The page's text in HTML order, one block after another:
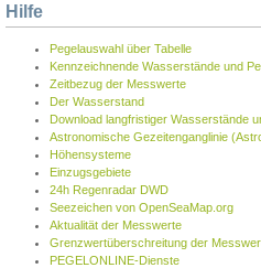
Hilfe
Pegelauswahl über Tabelle
Kennzeichnende Wasserstände und
Zeitbezug der Messwerte
Der Wasserstand
Download langfristiger Wasserstände
Astronomische Gezeitenganglinie
Höhensysteme
Einzugsgebiete
24h Regenradar DWD
Seezeichen von OpenSeaMap.org
Aktualität der Messwerte
Grenzwertüberschreitung der
PEGELONLINE-Dienste